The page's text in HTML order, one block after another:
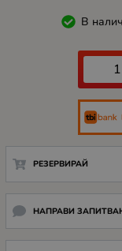
В
РЕЗЕРВИРАЙ
НАПРАВИ